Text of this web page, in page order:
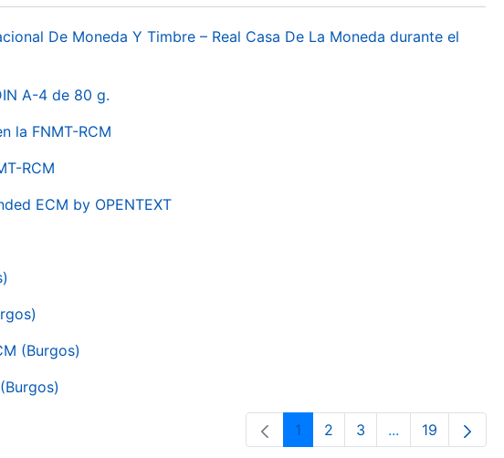
De Moneda Y Timbre – Real Casa De La Moneda durante el
A-4 de 80 g.
la FNMT-RCM
RCM
ECM by OPENTEXT
(Burgos)
Pàgina
1 Pàgina
2 Pàgina
3 ...PàginesPàgina
19